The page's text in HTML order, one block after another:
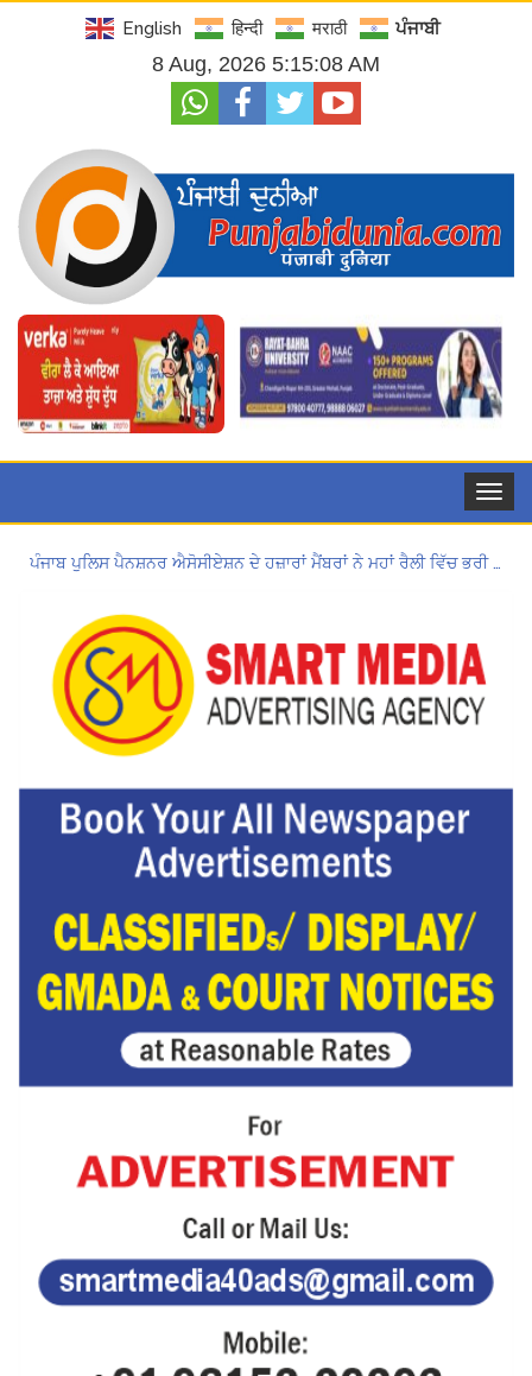
English हिन्दी मराठी ਪੰਜਾਬੀ
8 Aug, 2026 5:15:09 AM
Toggle
ਪੰਜਾਬ ਪੁਲਿਸ ਪੈਨਸ਼ਨਰ ਐਸੋਸੀਏਸ਼ਨ ਦੇ ਹਜ਼ਾਰਾਂ ਮੈਂਬਰਾਂ ਨੇ ਮਹਾਂ ਰੈਲੀ ਵਿੱਚ ਭਰੀ ਹਾਜ਼ਰੀ
Hukamnama Sri Darbar Sahib, Amritsar – Punjabi Dunia
8 अगस्त को मोहाली के होटल एंकरेज में सजेगा “तीज मुटियारां दी” का रंग
Hukamnama Sri Darbar Sahib, Amritsar – Punjabi Dunia